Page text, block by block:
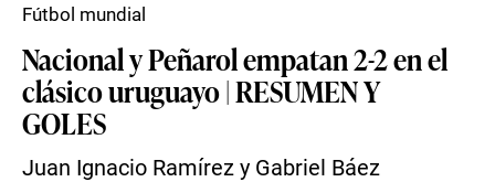
Nacional y Peñarol empatan 2-2 en el
clásico uruguayo | RESUMEN Y
GOLES
Juan Ignacio Ramírez y Gabriel Báez
Fútbol mundial